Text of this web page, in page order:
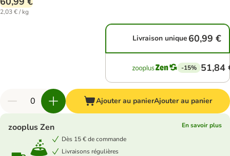
2,03 € / kg
Livraison unique 60,99 €
-15% 51,84
Ajouter au panierAjouter au panier
zooplus Zen
En savoir plus
Dès 15 € de commande
Livraisons régulières